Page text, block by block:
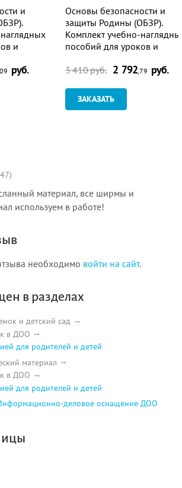
и
и
руб.
Основы безопасности и
защиты Родины (ОБЗР).
Комплект учебно-
пособий для уроков и
3 410 руб. 2 792,79 руб.
ЗАКАЗАТЬ
материал, все ширмы и
используем в работе!
необходимо войти на сайт.
в разделах
и детский сад
в ДОО
для родителей и детей
материал
в ДОО
для родителей и детей
деловое оснащение ДОО